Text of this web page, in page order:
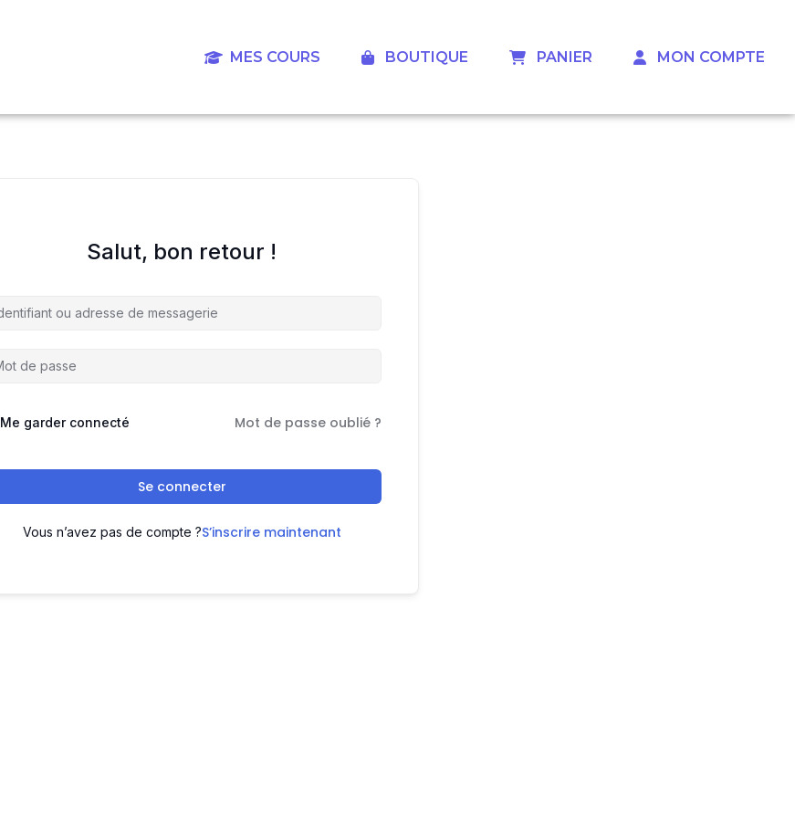
contenuMES COURS ‎ ‎ ‎ BOUTIQUE ‎ ‎ ‎ PANIER ‎ ‎ ‎ MON COMPTE
Salut, bon retour !
Me garder connecté Mot de passe oublié ?
Se connecter
Vous n’avez pas de compte ?S’inscrire maintenant